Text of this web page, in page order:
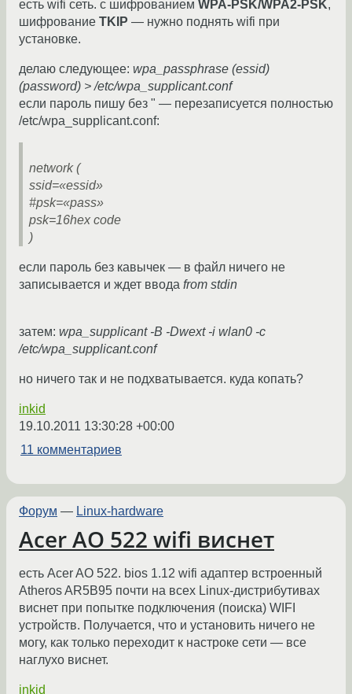
есть wifi сеть. с шифрованием WPA-PSK/WPA2-PSK,
шифрование TKIP — нужно поднять wifi при
установке.
делаю следующее: wpa_passphrase (essid)
(password) > /etc/wpa_supplicant.conf
если пароль пишу без " — перезаписуется полностью
/etc/wpa_supplicant.conf:
network (
ssid=«essid»
#psk=«pass»
psk=16hex code
)
если пароль без кавычек — в файл ничего не
записывается и ждет ввода from stdin
затем: wpa_supplicant -B -Dwext -i wlan0 -c
/etc/wpa_supplicant.conf
но ничего так и не подхватывается. куда копать?
inkid
19.10.2011 13:30:28 +00:00
11 комментариев
Форум — Linux-hardware
Acer AO 522 wifi виснет
есть Acer AO 522. bios 1.12 wifi адаптер встроенный
Atheros AR5B95 почти на всех Linux-дистрибутивах
виснет при попытке подключения (поиска) WIFI
устройств. Получается, что и установить ничего не
могу, как только переходит к настроке сети — все
наглухо виснет.
inkid